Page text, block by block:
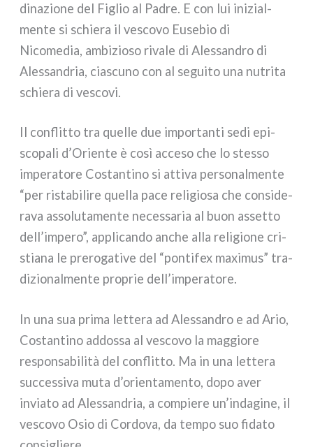
di­na­zio­ne del Figlio al Padre. E con lui ini­zial­
men­te si schie­ra il vesco­vo Eusebio di
Nicomedia, ambi­zio­so riva­le di Alessandro di
Alessandria, cia­scu­no con al segui­to una nutri­ta
schie­ra di vesco­vi.
Il con­flit­to tra quel­le due impor­tan­ti sedi epi­
sco­pa­li d’Oriente è così acce­so che lo stes­so
impe­ra­to­re Costantino si atti­va per­so­nal­men­te
“per rista­bi­li­re quel­la pace reli­gio­sa che con­si­de­
ra­va asso­lu­ta­men­te neces­sa­ria al buon asset­to
dell’impero”, appli­can­do anche alla reli­gio­ne cri­
stia­na le pre­ro­ga­ti­ve del “pon­ti­fex maxi­mus” tra­
di­zio­nal­men­te pro­prie dell’imperatore.
In una sua pri­ma let­te­ra ad Alessandro e ad Ario,
Costantino addos­sa al vesco­vo la mag­gio­re
respon­sa­bi­li­tà del con­flit­to. Ma in una let­te­ra
suc­ces­si­va muta d’orientamento, dopo aver
invia­to ad Alessandria, a com­pie­re un’indagine, il
vesco­vo Osio di Cordova, da tem­po suo fida­to